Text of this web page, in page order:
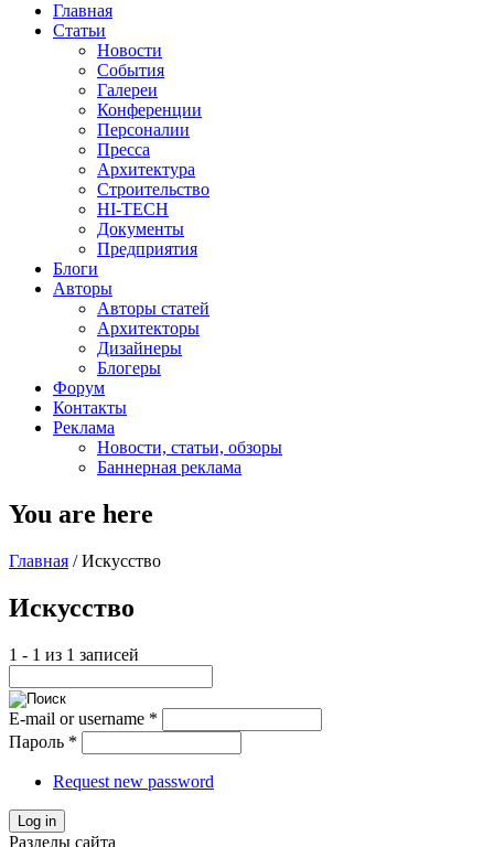
Главная
Статьи
Новости
События
Галереи
Конференции
Персоналии
Пресса
Архитектура
Строительство
HI-TECH
Документы
Предприятия
Блоги
Авторы
Авторы статей
Архитекторы
Дизайнеры
Блогеры
Форум
Контакты
Реклама
Новости, статьи, обзоры
Баннерная реклама
You are here
Главная / Искусство
Искусство
1 - 1 из 1 записей
E-mail or username *
Пароль *
Request new password
Log in
Разделы сайта